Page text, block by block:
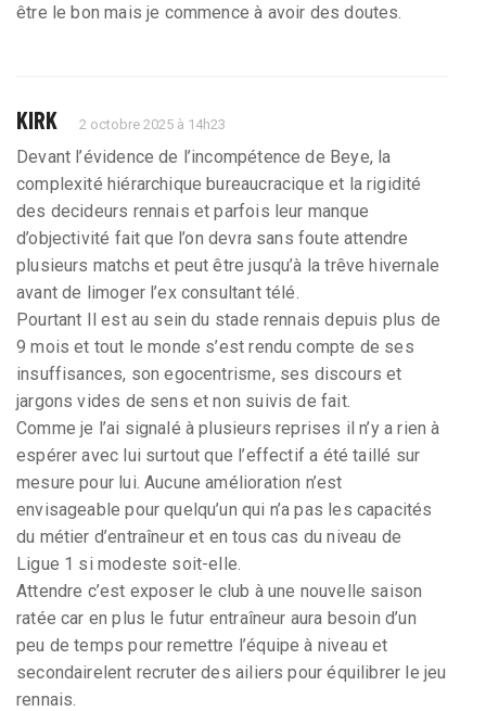
être le bon mais je commence à avoir des doutes.
KIRK 2 octobre 2025 à 14h23
Devant l’évidence de l’incompétence de Beye, la
complexité hiérarchique bureaucracique et la rigidité
des decideurs rennais et parfois leur manque
d’objectivité fait que l’on devra sans foute attendre
plusieurs matchs et peut être jusqu’à la trêve hivernale
avant de limoger l’ex consultant télé.
Pourtant Il est au sein du stade rennais depuis plus de
9 mois et tout le monde s’est rendu compte de ses
insuffisances, son egocentrisme, ses discours et
jargons vides de sens et non suivis de fait.
Comme je l’ai signalé à plusieurs reprises il n’y a rien à
espérer avec lui surtout que l’effectif a été taillé sur
mesure pour lui. Aucune amélioration n’est
envisageable pour quelqu’un qui n’a pas les capacités
du métier d’entraîneur et en tous cas du niveau de
Ligue 1 si modeste soit-elle.
Attendre c’est exposer le club à une nouvelle saison
ratée car en plus le futur entraîneur aura besoin d’un
peu de temps pour remettre l’équipe à niveau et
secondairelent recruter des ailiers pour équilibrer le jeu
rennais.